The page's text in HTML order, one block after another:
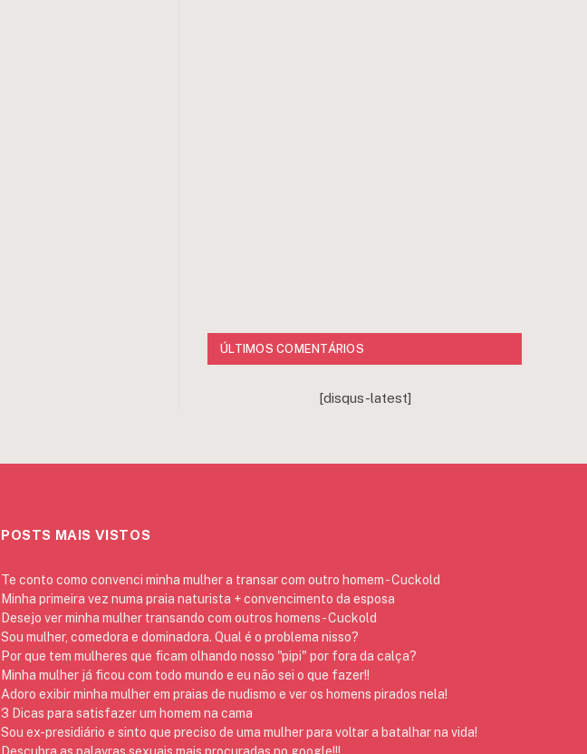
ÚLTIMOS COMENTÁRIOS
[disqus-latest]
POSTS MAIS VISTOS
Te conto como convenci minha mulher a transar com outro homem - Cuckold
Minha primeira vez numa praia naturista + convencimento da esposa
Desejo ver minha mulher transando com outros homens - Cuckold
Sou mulher, comedora e dominadora. Qual é o problema nisso?
Por que tem mulheres que ficam olhando nosso "pipi" por fora da calça?
Minha mulher já ficou com todo mundo e eu não sei o que fazer!!
Adoro exibir minha mulher em praias de nudismo e ver os homens pirados nela!
3 Dicas para satisfazer um homem na cama
Sou ex-presidiário e sinto que preciso de uma mulher para voltar a batalhar na vida!
Descubra as palavras sexuais mais procuradas no google!!!